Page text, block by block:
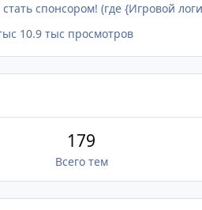
тикета: Укажите свои соц. сети (VK, Discord, Telegram), укажите
10.9 тыс просмотров
Всего тем
179